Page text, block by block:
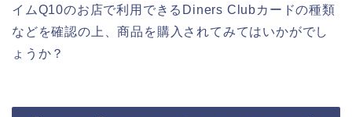
イムQ10のお店で利用できるDiners Clubカードの種類
などを確認の上、商品を購入されてみてはいかがでし
ょうか？